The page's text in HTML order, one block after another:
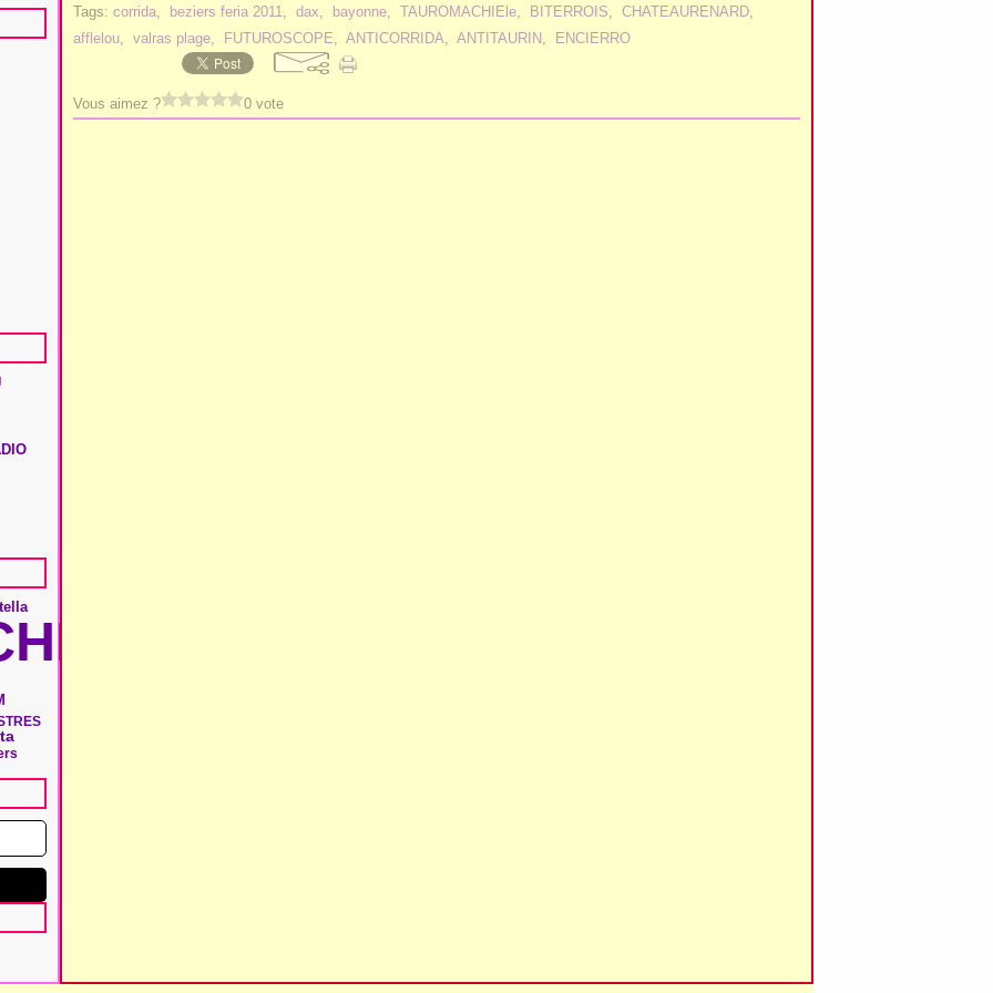
Tags: corrida, beziers feria 2011, dax, bayonne, TAUROMACHIEle, BITERROIS, CHATEAURENARD,
afflelou, valras plage, FUTUROSCOPE, ANTICORRIDA, ANTITAURIN, ENCIERRO
Vous aimez ? 0 vote